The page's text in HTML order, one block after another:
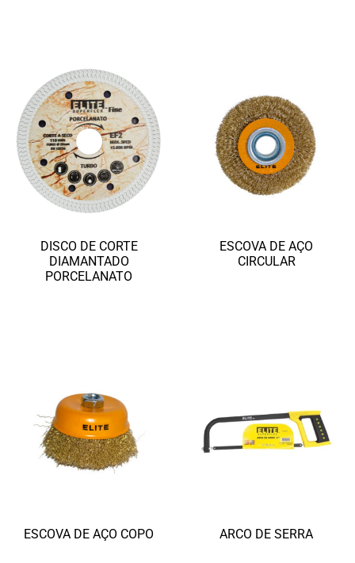
DISCO DE CORTE
DIAMANTADO
PORCELANATO
ESCOVA DE AÇO
CIRCULAR
ESCOVA DE AÇO COPO
ARCO DE SERRA